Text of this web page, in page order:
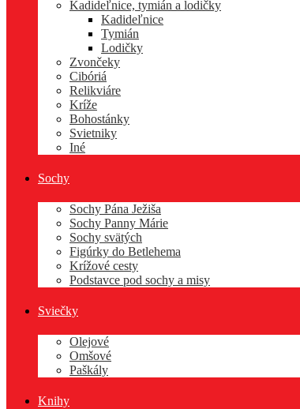
Kadideľnice, tymián a lodičky
Kadideľnice
Tymián
Lodičky
Zvončeky
Cibóriá
Relikviáre
Kríže
Bohostánky
Svietniky
Iné
Sochy
Sochy Pána Ježiša
Sochy Panny Márie
Sochy svätých
Figúrky do Betlehema
Krížové cesty
Podstavce pod sochy a misy
Sviečky
Olejové
Omšové
Paškály
Knihy